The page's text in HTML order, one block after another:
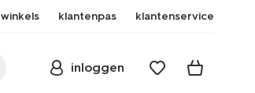
winkels klantenpas klantenservice
inloggen